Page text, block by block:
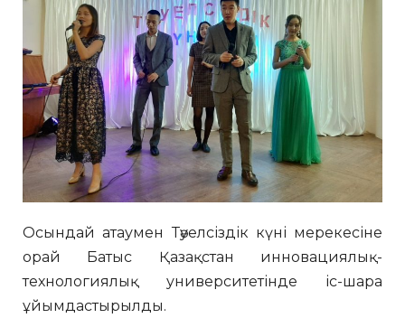
Осындай атаумен Тәуелсіздік күні мерекесіне
орай Батыс Қазақстан инновациялық-
технологиялық университетінде іс-шара
ұйымдастырылды.